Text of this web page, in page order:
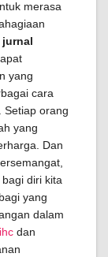
merasa
jurnal
yang
cara
Setiap orang
yang
Dan
diri kita
yang
dalam
dan